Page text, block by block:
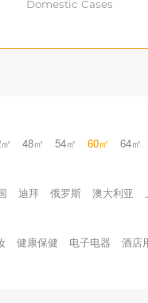
Domestic Cases
48㎡ 54㎡ 60㎡ 64㎡
迪拜 俄罗斯 澳大利亚
健康保健 电子电器 酒店